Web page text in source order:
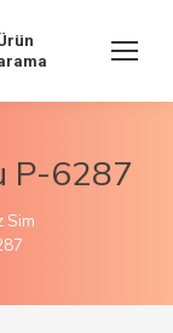
P-6287
Sim